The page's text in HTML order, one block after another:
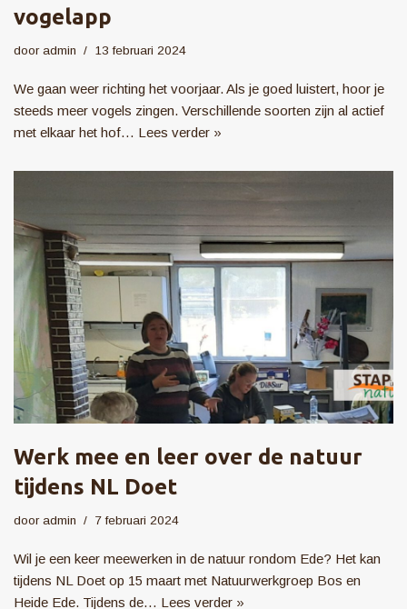
vogelapp
door admin 13 februari 2024
We gaan weer richting het voorjaar. Als je goed luistert, hoor je
steeds meer vogels zingen. Verschillende soorten zijn al actief
met elkaar het hof… Lees verder »
Werk mee en leer over de natuur
tijdens NL Doet
door admin 7 februari 2024
Wil je een keer meewerken in de natuur rondom Ede? Het kan
tijdens NL Doet op 15 maart met Natuurwerkgroep Bos en
Heide Ede. Tijdens de… Lees verder »